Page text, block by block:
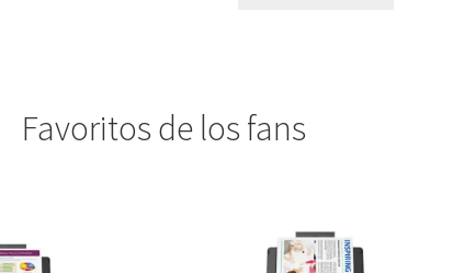
Favoritos de los fans